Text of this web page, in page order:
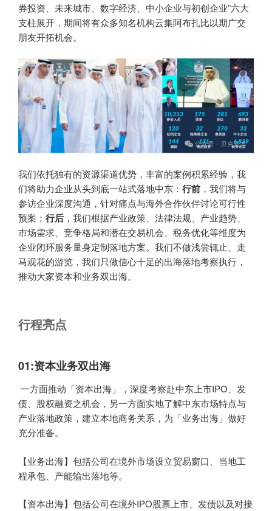
券投资、未来城市、数字经济、中小企业与初创企业”六大
支柱展开，期间将有众多知名机构云集阿布扎比以期广交
朋友开拓机会。
我们依托独有的资源渠道优势，丰富的案例积累经验，我
们将助力企业从头到底一站式落地中东： 行前 ，我们将与
参访企业深度沟通，针对痛点与海外合作伙伴讨论可行性
预案； 行后 ，我们根据产业政策、法律法规、产业趋势、
市场需求、竞争格局和潜在交易机会、税务优化等维度为
企业闭环服务量身定制落地方案。我们不做浅尝辄止、走
马观花的游览，我们只做信心十足的出海落地考察执行，
推动大家资本和业务双出海。
行程亮点
01:资本业务双出海
一方面推动「资本出海」，深度考察赴中东上市IPO、发
债、股权融资之机会，另一方面实地了解中东市场特点与
产业落地政策，建立本地商务关系，为「业务出海」做好
充分准备。
【业务出海】包括公司在境外市场设立贸易窗口、当地工
程承包、产能输出落地等。
【资本出海】包括公司在境外IPO股票上市、发债以及对接